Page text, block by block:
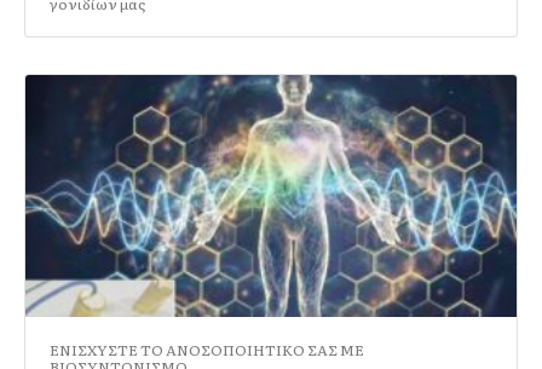
ΕΝΙΣΧΥΣΤΕ ΤΟ ΑΝΟΣΟΠΟΙΗΤΙΚΟ ΣΑΣ ΜΕ